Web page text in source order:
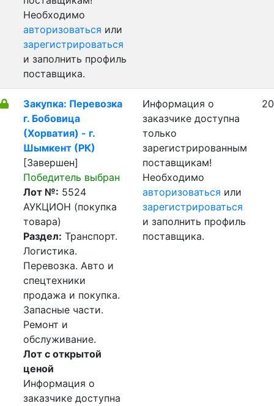
Необходимо
авторизоваться или
зарегистрироваться
и заполнить профиль
поставщика.
Закупка: Перевозка
г. Бобовица
(Хорватия) - г.
Шымкент (РК)
[Завершен]
Победитель выбран
Лот №: 5524
АУКЦИОН (покупка
товара)
Раздел: Транспорт.
Логистика.
Перевозка. Авто и
спецтехники
продажа и покупка.
Запасные части.
Ремонт и
обслуживание.
Лот с открытой
ценой
Информация о
заказчике доступна
Информация о
заказчике доступна
только
зарегистрированным
поставщикам!
Необходимо
авторизоваться или
зарегистрироваться
и заполнить профиль
поставщика.